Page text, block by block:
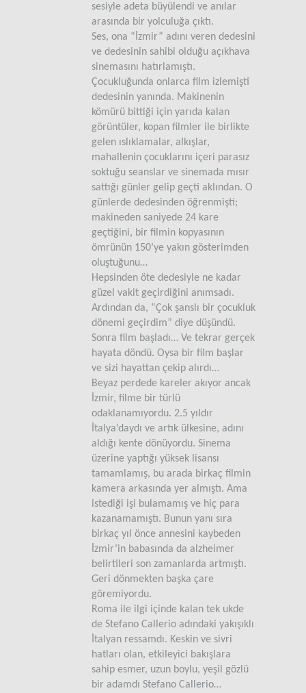
sesiyle adeta büyülendi ve anılar
arasında bir yolculuğa çıktı.
Ses, ona “İzmir” adını veren dedesini
ve dedesinin sahibi olduğu açıkhava
sinemasını hatırlamıştı.
Çocukluğunda onlarca film izlemişti
dedesinin yanında. Makinenin
kömürü bittiği için yarıda kalan
görüntüler, kopan filmler ile birlikte
gelen ıslıklamalar, alkışlar,
mahallenin çocuklarını içeri parasız
soktuğu seanslar ve sinemada mısır
sattığı günler gelip geçti aklından. O
günlerde dedesinden öğrenmişti;
makineden saniyede 24 kare
geçtiğini, bir filmin kopyasının
ömrünün 150’ye yakın gösterimden
oluştuğunu…
Hepsinden öte dedesiyle ne kadar
güzel vakit geçirdiğini anımsadı.
Ardından da, “Çok şanslı bir çocukluk
dönemi geçirdim” diye düşündü.
Sonra film başladı… Ve tekrar gerçek
hayata döndü. Oysa bir film başlar
ve sizi hayattan çekip alırdı…
Beyaz perdede kareler akıyor ancak
İzmir, filme bir türlü
odaklanamıyordu. 2.5 yıldır
İtalya’daydı ve artık ülkesine, adını
aldığı kente dönüyordu. Sinema
üzerine yaptığı yüksek lisansı
tamamlamış, bu arada birkaç filmin
kamera arkasında yer almıştı. Ama
istediği işi bulamamış ve hiç para
kazanamamıştı. Bunun yanı sıra
birkaç yıl önce annesini kaybeden
İzmir’in babasında da alzheimer
belirtileri son zamanlarda artmıştı.
Geri dönmekten başka çare
göremiyordu.
Roma ile ilgi içinde kalan tek ukde
de Stefano Callerio adındaki yakışıklı
İtalyan ressamdı. Keskin ve sivri
hatları olan, etkileyici bakışlara
sahip esmer, uzun boylu, yeşil gözlü
bir adamdı Stefano Callerio…
İzmir şaşkınlıktan Onur’a doğru yürürken bir
sendeledi. Yüzü kızarmıştı. Onur da bağırarak,
bekliyordum. Neyse ki gecikmedin” dedi.
Gecikmek mi? Hem bu balon da nerden
Senin için bir küçük sürpriz.
Küçük mü? Aman Allah’ım!
Benimle şu yaşadığın kente bir de
bakmaya ne dersin?
İzmir, gülümseyerek Onur’un uzattığı elini
2 kişinin yardımlarıyla balona bindi. Gözleri
İzmir’in… İlk kez bir balona biniyordu. Oysa o
çocukluğundan beri bunu yapmayı çok
(Şahin PEKİNER / ALMANYA)